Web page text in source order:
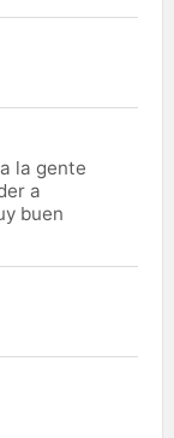
la gente
a
buen